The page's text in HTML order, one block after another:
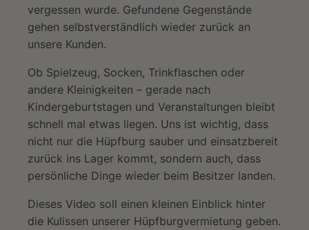
vergessen wurde. Gefundene Gegenstände
gehen selbstverständlich wieder zurück an
unsere Kunden.
Ob Spielzeug, Socken, Trinkflaschen oder
andere Kleinigkeiten – gerade nach
Kindergeburtstagen und Veranstaltungen bleibt
schnell mal etwas liegen. Uns ist wichtig, dass
nicht nur die Hüpfburg sauber und einsatzbereit
zurück ins Lager kommt, sondern auch, dass
persönliche Dinge wieder beim Besitzer landen.
Dieses Video soll einen kleinen Einblick hinter
die Kulissen unserer Hüpfburgvermietung geben.